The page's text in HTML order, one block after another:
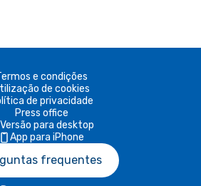
e condições
de cookies
de privacidade
Press office
Versão para desktop
App para iPhone
frequentes